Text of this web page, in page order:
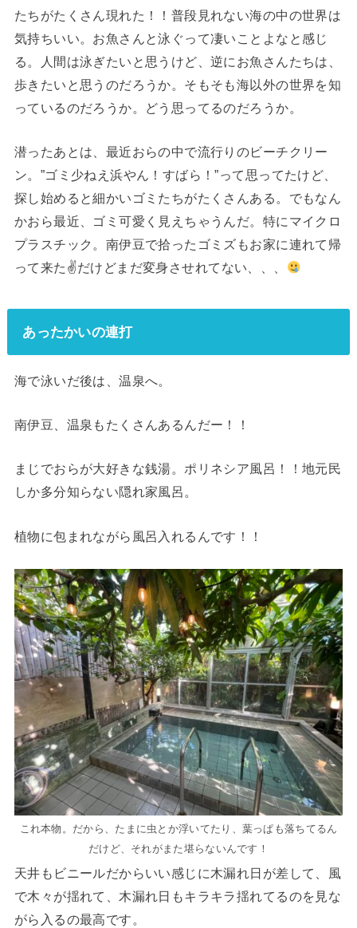
たちがたくさん現れた！！普段見れない海の中の世界は
気持ちいい。お魚さんと泳ぐって凄いことよなと感じ
る。人間は泳ぎたいと思うけど、逆にお魚さんたちは、
歩きたいと思うのだろうか。そもそも海以外の世界を知
っているのだろうか。どう思ってるのだろうか。
潜ったあとは、最近おらの中で流行りのビーチクリー
ン。”ゴミ少ねえ浜やん！すばら！”って思ってたけど、
探し始めると細かいゴミたちがたくさんある。でもなん
かおら最近、ゴミ可愛く見えちゃうんだ。特にマイクロ
プラスチック。南伊豆で拾ったゴミズもお家に連れて帰
って来た✌だけどまだ変身させれてない、、、
あったかいの連打
海で泳いだ後は、温泉へ。
南伊豆、温泉もたくさんあるんだー！！
まじでおらが大好きな銭湯。ポリネシア風呂！！地元民
しか多分知らない隠れ家風呂。
植物に包まれながら風呂入れるんです！！
これ本物。だから、たまに虫とか浮いてたり、葉っぱも落ちてるん
だけど、それがまた堪らないんです！
天井もビニールだからいい感じに木漏れ日が差して、風
で木々が揺れて、木漏れ日もキラキラ揺れてるのを見な
がら入るの最高です。